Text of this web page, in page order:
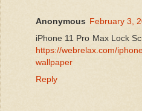
Anonymous February 3,
iPhone 11 Pro Max Lock
https://webrelax.com/
wallpaper
Reply